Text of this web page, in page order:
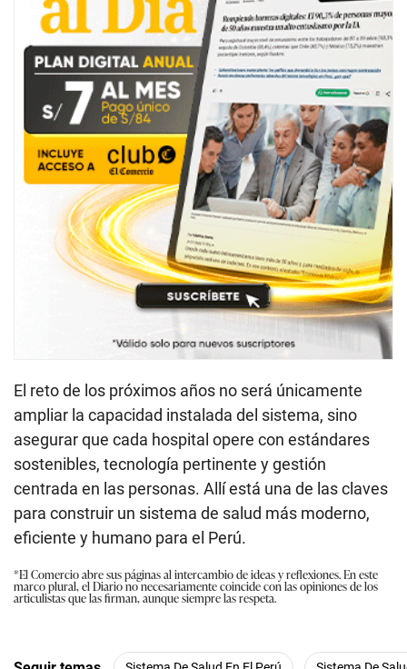
El reto de los próximos años no será únicamente
ampliar la capacidad instalada del sistema, sino
asegurar que cada hospital opere con estándares
sostenibles, tecnología pertinente y gestión
centrada en las personas. Allí está una de las claves
para construir un sistema de salud más moderno,
eficiente y humano para el Perú.
*El Comercio abre sus páginas al intercambio de ideas y reflexiones. En este
marco plural, el Diario no necesariamente coincide con las opiniones de los
articulistas que las firman, aunque siempre las respeta.